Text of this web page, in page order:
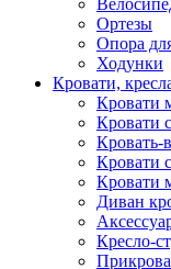
Ортезы
Опора
Ходунки
Кровати,
Кровати
Кровати
Кровать-
Кровати
Кровати
Диван
Кресло-